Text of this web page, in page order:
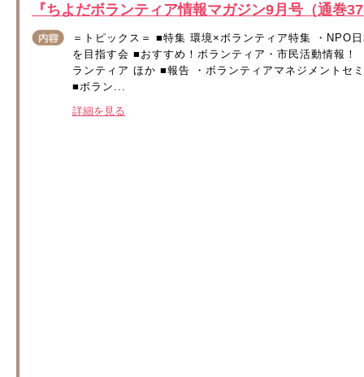
『ちよだボランティア情報マガジン9月号（通巻
＝トピックス＝ ■特集 環境×ボランティア特集 ・NPO
を目指す会 ■おすすめ！ボランティア・市民活動情報
ランティア ほか ■報告 ・ボランティアマネジメントセ
■ボラン...
詳細を見る